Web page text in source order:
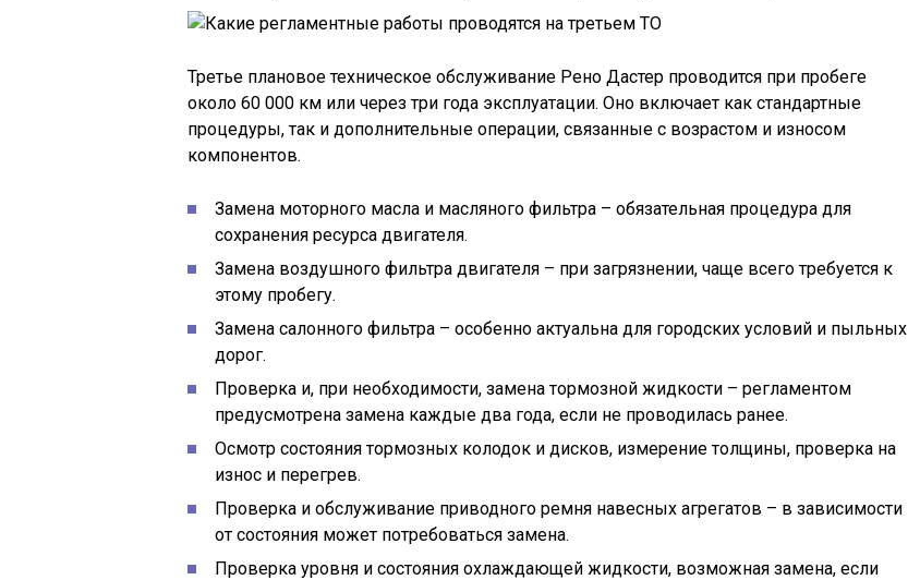
Третье плановое техническое обслуживание Рено Дастер проводится при пробеге
около 60 000 км или через три года эксплуатации. Оно включает как стандартные
процедуры, так и дополнительные операции, связанные с возрастом и износом
компонентов.
Замена моторного масла и масляного фильтра – обязательная процедура для
сохранения ресурса двигателя.
Замена воздушного фильтра двигателя – при загрязнении, чаще всего требуется к
этому пробегу.
Замена салонного фильтра – особенно актуальна для городских условий и пыльных
дорог.
Проверка и, при необходимости, замена тормозной жидкости – регламентом
предусмотрена замена каждые два года, если не проводилась ранее.
Осмотр состояния тормозных колодок и дисков, измерение толщины, проверка на
износ и перегрев.
Проверка и обслуживание приводного ремня навесных агрегатов – в зависимости
от состояния может потребоваться замена.
Проверка уровня и состояния охлаждающей жидкости, возможная замена, если